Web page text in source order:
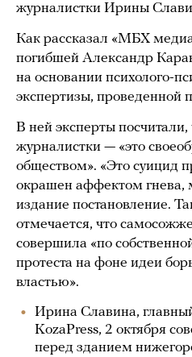
журналистки Ирины
Как рассказал «МБХ
погибшей Александр
на основании психолого-
экспертизы, проведенной
В ней эксперты
журналистки — «это
обществом». «Это суицид
окрашен аффектом гнева,
издание постановление.
отмечается, что
совершила «по
протеста на фоне идеи
властью».
Ирина Славина,
KozaPress, 2 октября
перед зданием